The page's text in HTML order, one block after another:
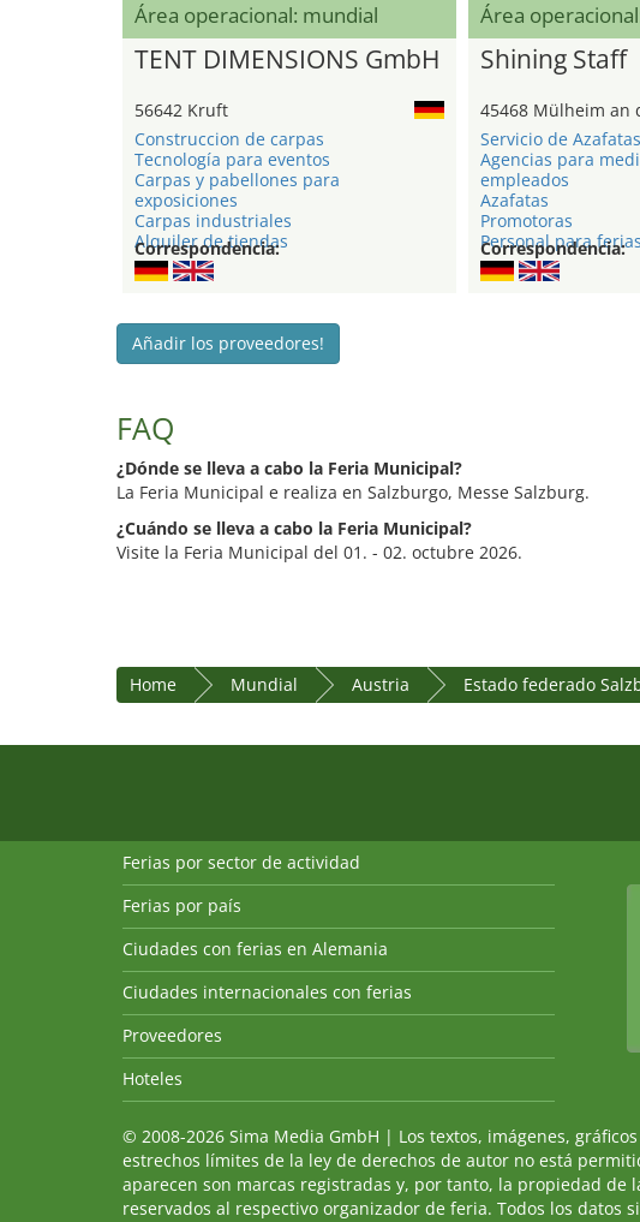
Área operacional: mundial
TENT DIMENSIONS GmbH
56642 Kruft
Construccion de carpas
Tecnología para eventos
Carpas y pabellones para
exposiciones
Carpas industriales
Alquiler de tiendas
Correspondencia:
Área
Shining Staff
45468 Mülheim an
Servicio de Azafatas
Agencias para
empleados
Azafatas
Promotoras
Personal para ferias
Correspondencia:
Añadir los proveedores!
FAQ
¿Dónde se lleva a cabo la Feria Municipal?
La Feria Municipal e realiza en Salzburgo, Messe Salzburg.
¿Cuándo se lleva a cabo la Feria Municipal?
Visite la Feria Municipal del 01. - 02. octubre 2026.
Home Mundial Austria Estado federado
Ferias por sector de actividad
Ferias por país
Ciudades con ferias en Alemania
Ciudades internacionales con ferias
Proveedores
Hoteles
© 2008-2026 Sima Media GmbH | Los textos, imágenes,
estrechos límites de la ley de derechos de autor no está
aparecen son marcas registradas y, por tanto, la propiedad de
reservados al respectivo organizador de feria. Todos los datos